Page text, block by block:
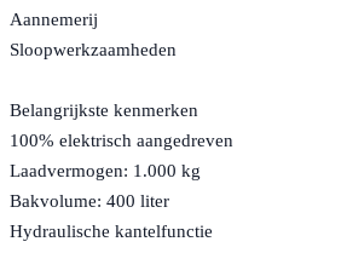
Aannemerij
Sloopwerkzaamheden
Belangrijkste kenmerken
100% elektrisch aangedreven
Laadvermogen: 1.000 kg
Bakvolume: 400 liter
Hydraulische kantelfunctie